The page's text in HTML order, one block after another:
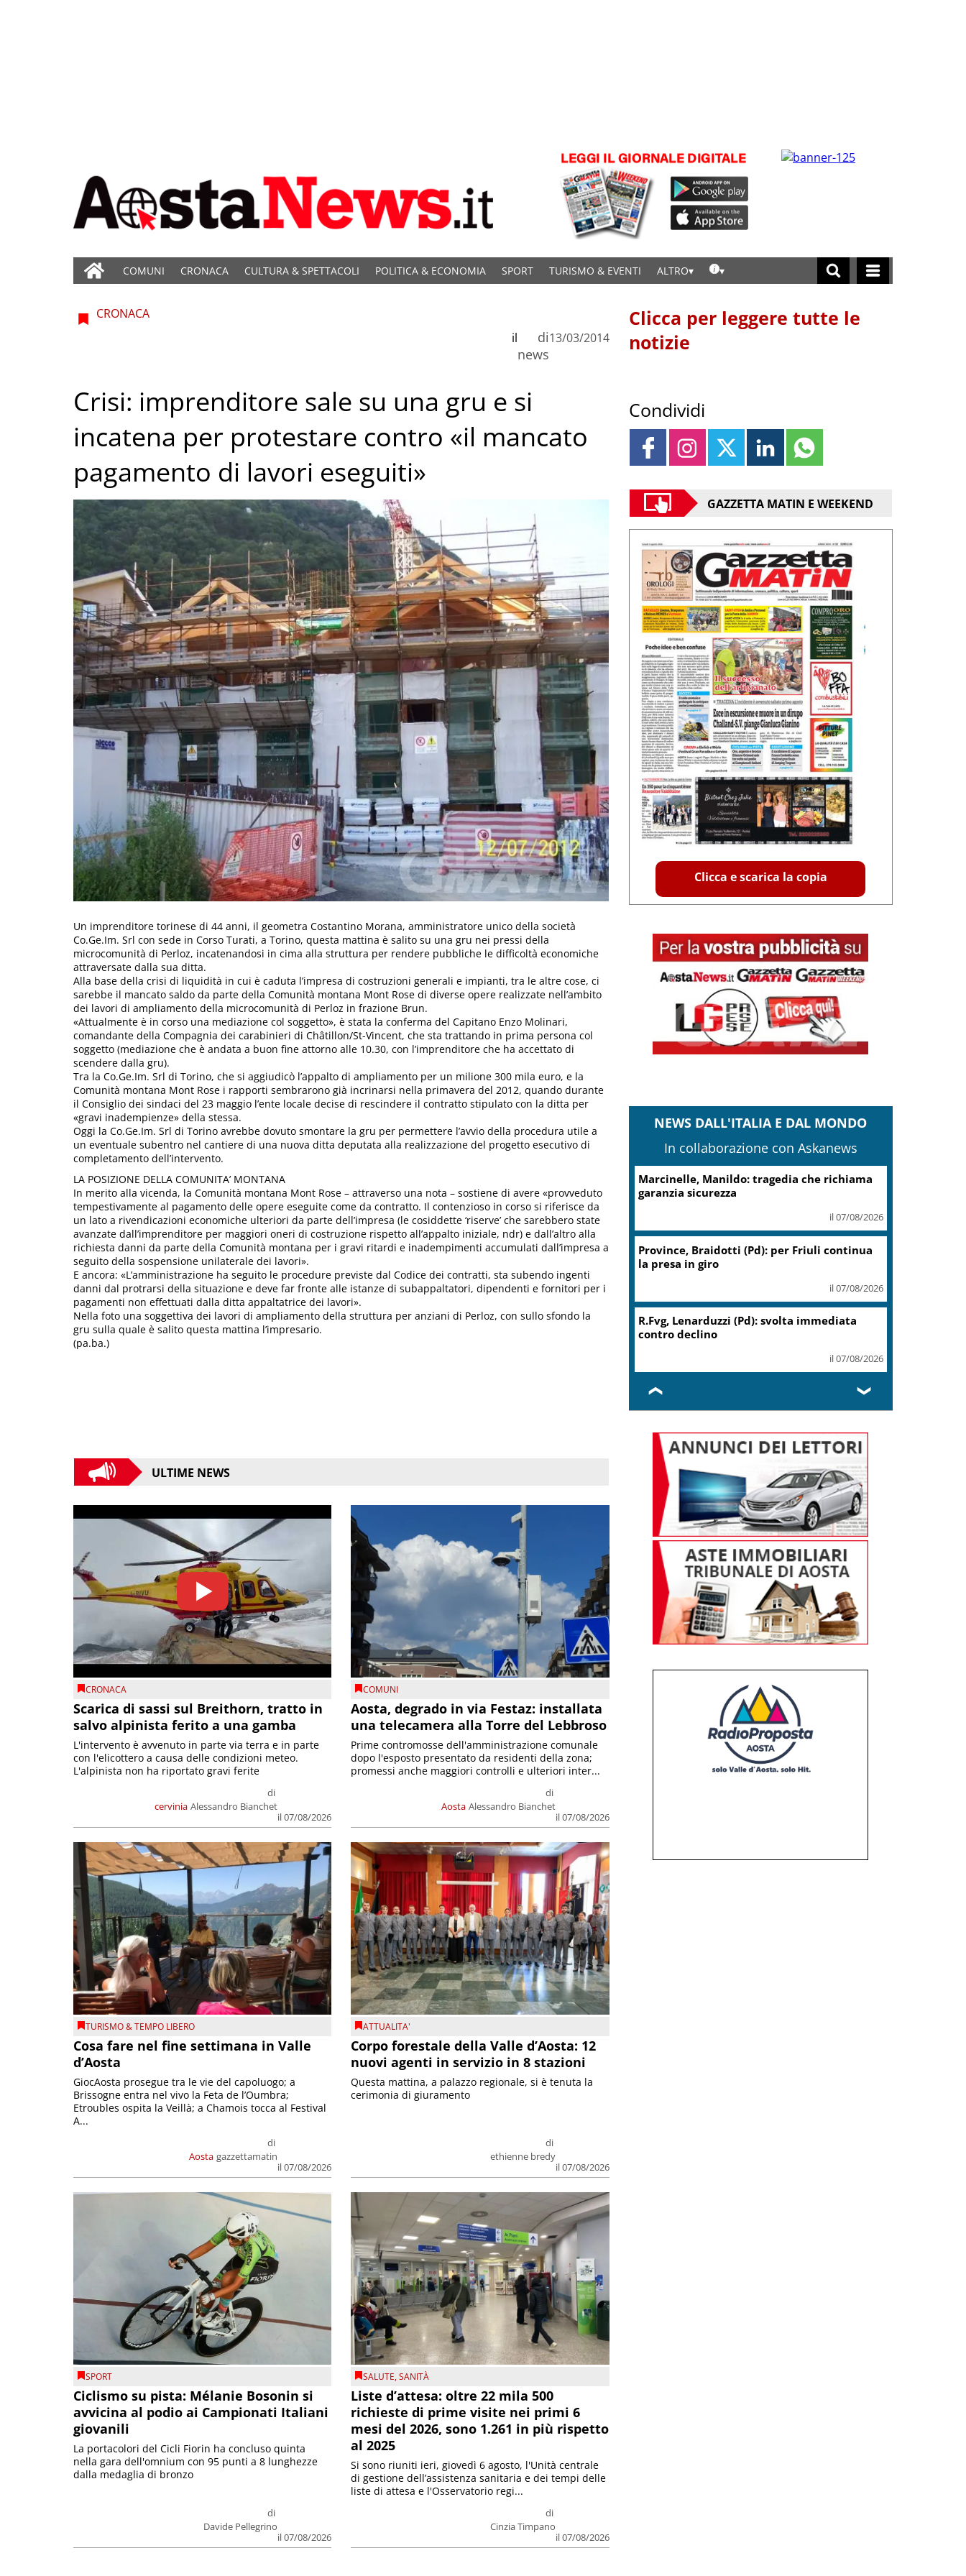
COMUNI CRONACA CULTURA & SPETTACOLI POLITICA & ECONOMIA SPORT TURISMO & EVENTI ALTRO
CRONACA
di
news
il 13/03/2014
Crisi: imprenditore sale su una gru e si
incatena per protestare contro «il mancato
pagamento di lavori eseguiti»
Un imprenditore torinese di 44 anni, il geometra Costantino Morana, amministratore unico della società
Co.Ge.Im. Srl con sede in Corso Turati, a Torino, questa mattina è salito su una gru nei pressi della
microcomunità di Perloz, incatenandosi in cima alla struttura per rendere pubbliche le difficoltà economiche
attraversate dalla sua ditta.
Alla base della crisi di liquidità in cui è caduta l’impresa di costruzioni generali e impianti, tra le altre cose, ci
sarebbe il mancato saldo da parte della Comunità montana Mont Rose di diverse opere realizzate nell’ambito
dei lavori di ampliamento della microcomunità di Perloz in frazione Brun.
«Attualmente è in corso una mediazione col soggetto», è stata la conferma del Capitano Enzo Molinari,
comandante della Compagnia dei carabinieri di Châtillon/St-Vincent, che sta trattando in prima persona col
soggetto (mediazione che è andata a buon fine attorno alle 10.30, con l’imprenditore che ha accettato di
scendere dalla gru).
Tra la Co.Ge.Im. Srl di Torino, che si aggiudicò l’appalto di ampliamento per un milione 300 mila euro, e la
Comunità montana Mont Rose i rapporti sembrarono già incrinarsi nella primavera del 2012, quando durante
il Consiglio dei sindaci del 23 maggio l’ente locale decise di rescindere il contratto stipulato con la ditta per
«gravi inadempienze» della stessa.
Oggi la Co.Ge.Im. Srl di Torino avrebbe dovuto smontare la gru per permettere l’avvio della procedura utile a
un eventuale subentro nel cantiere di una nuova ditta deputata alla realizzazione del progetto esecutivo di
completamento dell’intervento.
LA POSIZIONE DELLA COMUNITA’ MONTANA
In merito alla vicenda, la Comunità montana Mont Rose – attraverso una nota – sostiene di avere «provveduto
tempestivamente al pagamento delle opere eseguite come da contratto. Il contenzioso in corso si riferisce da
un lato a rivendicazioni economiche ulteriori da parte dell’impresa (le cosiddette ‘riserve’ che sarebbero state
avanzate dall’imprenditore per maggiori oneri di costruzione rispetto all’appalto iniziale, ndr) e dall’altro alla
richiesta danni da parte della Comunità montana per i gravi ritardi e inadempimenti accumulati dall’impresa a
seguito della sospensione unilaterale dei lavori».
E ancora: «L’amministrazione ha seguito le procedure previste dal Codice dei contratti, sta subendo ingenti
danni dal protrarsi della situazione e deve far fronte alle istanze di subappaltatori, dipendenti e fornitori per i
pagamenti non effettuati dalla ditta appaltatrice dei lavori».
Nella foto una soggettiva dei lavori di ampliamento della struttura per anziani di Perloz, con sullo sfondo la
gru sulla quale è salito questa mattina l’impresario.
(pa.ba.)
ULTIME NEWS
CRONACA
Scarica di sassi sul Breithorn, tratto in
salvo alpinista ferito a una gamba
cervinia
di
Alessandro Bianchet
il 07/08/2026
L'intervento è avvenuto in parte via terra e in parte
con l'elicottero a causa delle condizioni meteo.
L'alpinista non ha riportato gravi ferite
COMUNI
Aosta, degrado in via Festaz: installata
una telecamera alla Torre del Lebbroso
Aosta
di
Alessandro Bianchet
il 07/08/2026
Prime contromosse dell'amministrazione comunale
dopo l'esposto presentato da residenti della zona;
promessi anche maggiori controlli e ulteriori inter...
TURISMO & TEMPO LIBERO
Cosa fare nel fine settimana in Valle
d’Aosta
Aosta
di
gazzettamatin
il 07/08/2026
GiocAosta prosegue tra le vie del capoluogo; a
Brissogne entra nel vivo la Feta de l’Oumbra;
Etroubles ospita la Veillà; a Chamois tocca al Festival
A...
ATTUALITA'
Corpo forestale della Valle d’Aosta: 12
nuovi agenti in servizio in 8 stazioni
di
ethienne bredy
il 07/08/2026
Questa mattina, a palazzo regionale, si è tenuta la
cerimonia di giuramento
SPORT
Ciclismo su pista: Mélanie Bosonin si
avvicina al podio ai Campionati Italiani
giovanili
di
Davide Pellegrino
il 07/08/2026
La portacolori del Cicli Fiorin ha concluso quinta
nella gara dell'omnium con 95 punti a 8 lunghezze
dalla medaglia di bronzo
SALUTE,SANITÀ
Liste d’attesa: oltre 22 mila 500
richieste di prime visite nei primi 6
mesi del 2026, sono 1.261 in più rispetto
al 2025
di
Cinzia Timpano
il 07/08/2026
Si sono riuniti ieri, giovedì 6 agosto, l'Unità centrale
di gestione dell’assistenza sanitaria e dei tempi delle
liste di attesa e l'Osservatorio regi...
Clicca per leggere tutte le
notizie
Condividi
GAZZETTA MATIN E WEEKEND
Clicca e scarica la copia
NEWS DALL'ITALIA E DAL MONDO
In collaborazione con Askanews
Marcinelle, Manildo: tragedia che richiama
garanzia sicurezza
il 07/08/2026
Province, Braidotti (Pd): per Friuli continua
la presa in giro
il 07/08/2026
R.Fvg, Lenarduzzi (Pd): svolta immediata
contro declino
il 07/08/2026
❮ ❯